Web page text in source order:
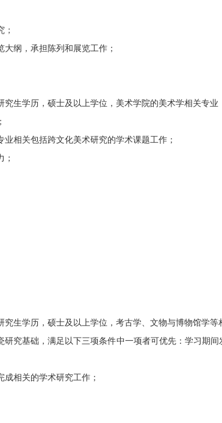
纲，承担陈列和展览工作；
生学历，硕士及以上学位，美术学院的美术学相关专业
相关包括跨文化美术研究的学术课题工作；
生学历，硕士及以上学位，考古学、文物与博物馆学等
基础，满足以下三项条件中一项者可优先：学习期间
相关的学术研究工作；